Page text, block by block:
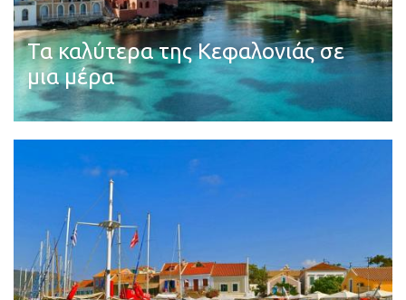
Τα καλύτερα της Κεφαλονιάς σε
μια μέρα
Διαβάστε περισσότερα